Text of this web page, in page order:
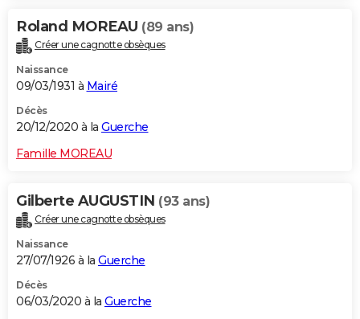
Roland MOREAU (89 ans)
Créer une cagnotte obsèques
Naissance
09/03/1931 à Mairé
Décès
20/12/2020 à la Guerche
Famille MOREAU
Gilberte AUGUSTIN (93 ans)
Créer une cagnotte obsèques
Naissance
27/07/1926 à la Guerche
Décès
06/03/2020 à la Guerche